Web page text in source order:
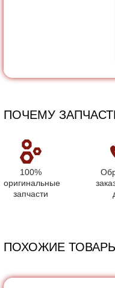
ПОЧЕМУ
100%
оригинальные
запчасти
ПОХОЖИЕ